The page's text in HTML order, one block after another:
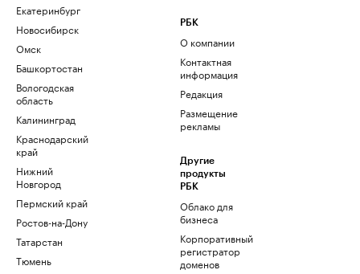
Екатеринбург
Новосибирск
Омск
Башкортостан
Вологодская
область
Калининград
Краснодарский
край
Нижний
Новгород
Пермский край
Ростов-на-Дону
Татарстан
Тюмень
РБК
О компании
Контактная
информация
Редакция
Размещение
рекламы
Другие
продукты
РБК
Облако для
бизнеса
Корпоративный
регистратор
доменов